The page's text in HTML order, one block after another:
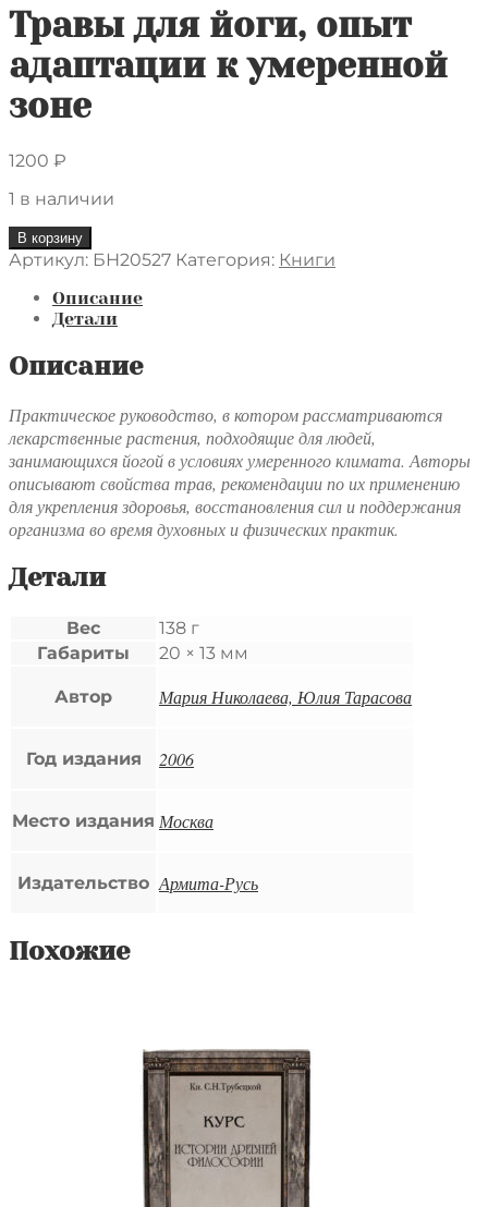
Травы для йоги, опыт
адаптации к умеренной
зоне
1200 ₽
1 в наличии
Количество
товара
для
йоги,
адаптации
к
зоне
В корзину
Артикул: БН20527 Категория: Книги
Описание
Детали
Описание
Практическое руководство, в котором рассматриваются
лекарственные растения, подходящие для людей,
занимающихся йогой в условиях умеренного климата. Авторы
описывают свойства трав, рекомендации по их применению
для укрепления здоровья, восстановления сил и поддержания
организма во время духовных и физических практик.
Детали
Вес
138 г
Габариты
20 × 13 мм
Автор Мария Николаева, Юлия Тарасова
Год издания 2006
Место издания Москва
Издательство Армита-Русь
Похожие